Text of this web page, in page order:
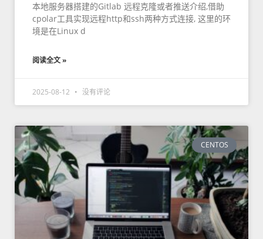
本地服务器搭建的Gitlab 远程克隆或者推送介绍,借助
cpolar工具实现远程http和ssh两种方式连接, 这里的环
境是在Linux d
阅读全文 »
2025-08-12 没有评论
CENTOS